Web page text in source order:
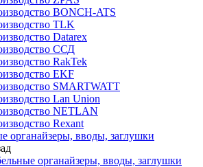
BONCH-ATS
TLK
Datarex
ССД
RakTek
EKF
SMARTWATT
Lan Union
NETLAN
Rexant
органайзеры, вводы, заглушки
органайзеры, вводы, заглушки